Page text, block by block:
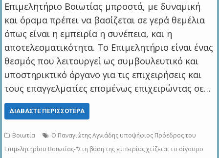
Επιμελητήριο Βοιωτίας μπροστά, με δυναμική
και όραμα πρέπει να βασίζεται σε γερά θεμέλια
όπως είναι η εμπειρία η συνέπεια, και η
αποτελεσματικότητα. Το Επιμελητήριο είναι ένας
θεσμός που λειτουργεί ως συμβουλευτικό και
υποστηρικτικό όργανο για τις επιχειρήσεις και
τους επαγγελματίες επομένως επιχειρώντας σε…
ΔΙΑΒΆΣΤΕ ΠΕΡΙΣΣΌΤΕΡΑ
Βοιωτία
Ο Παναγιώτης Αγνιάδης υποψήφιος Πρόεδρος του
Επιμελητηρίου Βοιωτίας-"Στη βάση της εμπειρίας χτίζεται το σίγουρο